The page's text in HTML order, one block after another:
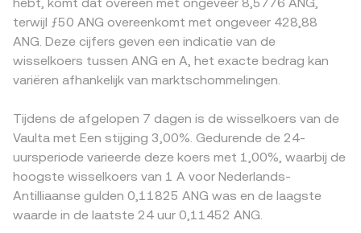
op A‑perpetuals die long/short‑onevenwichtigheden
weerspiegelen, afloopdata van A‑opties die
gamma‑stromen veroorzaken, en on‑chain whales die
grote verschuivingen in A laten zien, kunnen de
A/ANG‑conversion rate tijdelijk uit evenwicht brengen.
voortvloeit uit de verhouding van de tokenreserves (price
= y/x). In de praktijk combineren platforms
orderboekdata, VWAP’s en waar relevant AMM‑signalen
om een nauwkeurige A/ANG‑conversion rate te tonen.
restricties in bepaalde markten of juist lokale vraag naar
A — kunnen een premie of discount veroorzaken.
Daarnaast wordt A vaak eerst tegen USDT of USD
geprijsd; het USDT‑basisverschil ten opzichte van USD
werkt via de omrekening door in A/ANG, zeker wanneer
komen. Arbitrageurs kopen A waar de prijs in ANG lager is
en verkopen waar die hoger is, waardoor de discrepanties
kleiner worden; toch blijven fricties bestaan door kosten,
verwerkingssnelheid en risico’s, zodat A/ANG‑tarieven
tussen beurzen niet continu exact gelijk zijn.
terwijl ƒ50 ANG overeenkomt met ongeveer 428,88
ANG. Deze cijfers geven een indicatie van de
wisselkoers tussen ANG en A, het exacte bedrag kan
variëren afhankelijk van marktschommelingen.
Tijdens de afgelopen 7 dagen is de wisselkoers van de
Vaulta met Een stijging 3,00%. Gedurende de 24-
uursperiode varieerde deze koers met 1,00%, waarbij de
hoogste wisselkoers van 1 A voor Nederlands-
Antilliaanse gulden 0,11825 ANG was en de laagste
waarde in de laatste 24 uur 0,11452 ANG.